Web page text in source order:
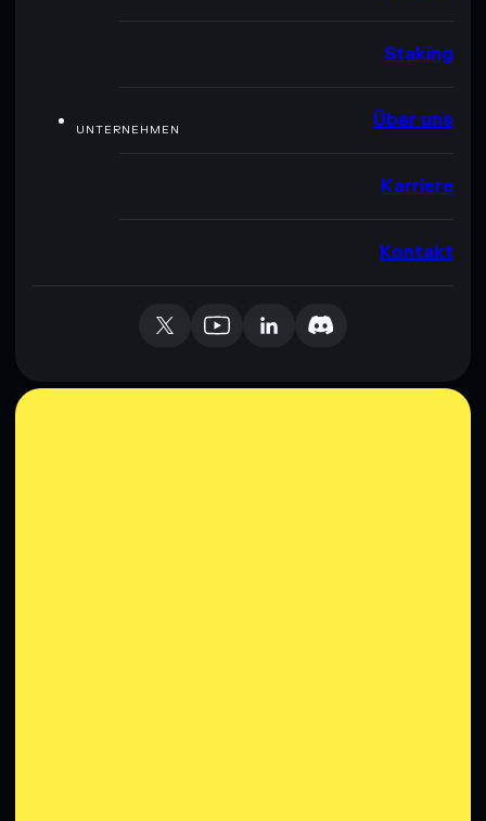
Staking
UNTERNEHMEN Über uns
Karriere
Kontakt